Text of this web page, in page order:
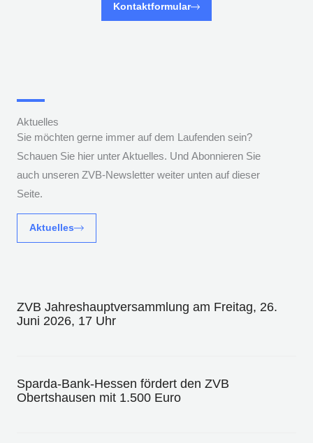
Kontaktformular
Aktuelles
Sie möchten gerne immer auf dem Laufenden sein?
Schauen Sie hier unter Aktuelles. Und Abonnieren Sie
auch unseren ZVB-Newsletter weiter unten auf dieser
Seite.
Aktuelles
ZVB Jahreshauptversammlung am Freitag, 26.
Juni 2026, 17 Uhr
Sparda-Bank-Hessen fördert den ZVB
Obertshausen mit 1.500 Euro